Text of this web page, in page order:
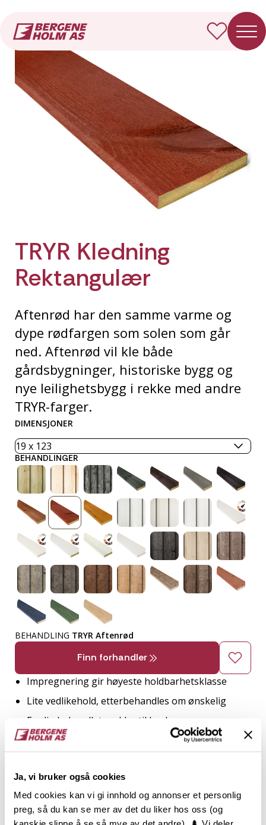
Ja, vi bruker også cookies
Med cookies kan vi gi innhold og annonser et personlig
preg, så du kan se mer av det du liker hos oss (og
TRYR Kledning
Rektangulær
Aftenrød har den samme varme og
dype rødfargen som solen som går
ned. Aftenrød vil kle både
gårdsbygninger, historiske bygg og
nye leilighetsbygg i rekke med andre
TRYR-farger.
DIMENSJONER
BEHANDLINGER
BEHANDLING TRYR Aftenrød
Finn forhandler
Impregnering gir høyeste holdbarhetsklasse
Lite vedlikehold, etterbehandles om ønskelig
Ferdig behandlet og klar til bruk
Beste beskyttelse i tøft vær
TRESLAG LM PER M 2 ENDEPLØY